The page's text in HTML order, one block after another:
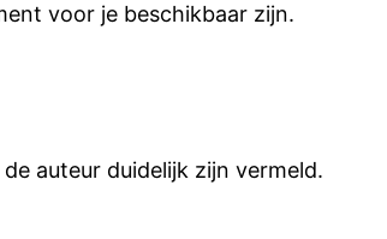
voor je beschikbaar zijn.
auteur duidelijk zijn vermeld.